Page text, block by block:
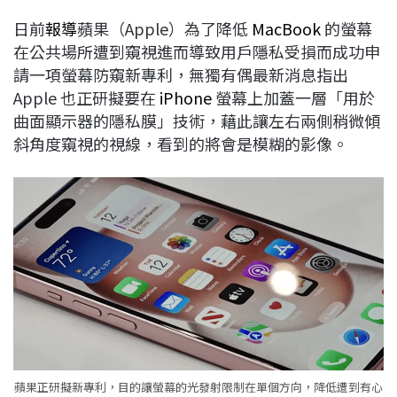
b
o
o
k
a
d
s
e
d
I
n
L
i
n
k
日前報導蘋果（Apple）為了降低 MacBook的螢幕
在公共場所遭到窺視進而導致用戶隱私受損而成功申
請一項螢幕防窺新專利，無獨有偶最新消息指出
Apple 也正研擬要在 iPhone螢幕上加蓋一層「用於
曲面顯示器的隱私膜」技術，藉此讓左右兩側稍微傾
斜角度窺視的視線，看到的將會是模糊的影像。
蘋果正研擬新專利，目的讓螢幕的光發射限制在單個方向，降低遭到有心